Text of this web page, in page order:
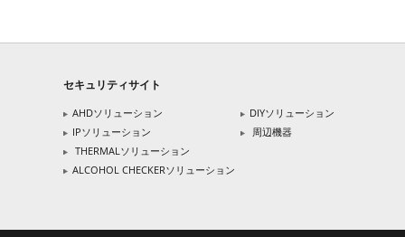
セキュリティサイト
AHDソリューション
IPソリューション
THERMALソリューション
ALCOHOL CHECKERソリューション
DIYソリューション
周辺機器